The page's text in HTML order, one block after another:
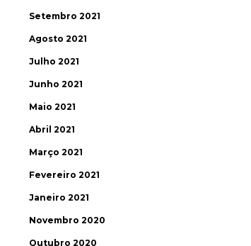
Setembro 2021
Agosto 2021
Julho 2021
Junho 2021
Maio 2021
Abril 2021
Março 2021
Fevereiro 2021
Janeiro 2021
Novembro 2020
Outubro 2020